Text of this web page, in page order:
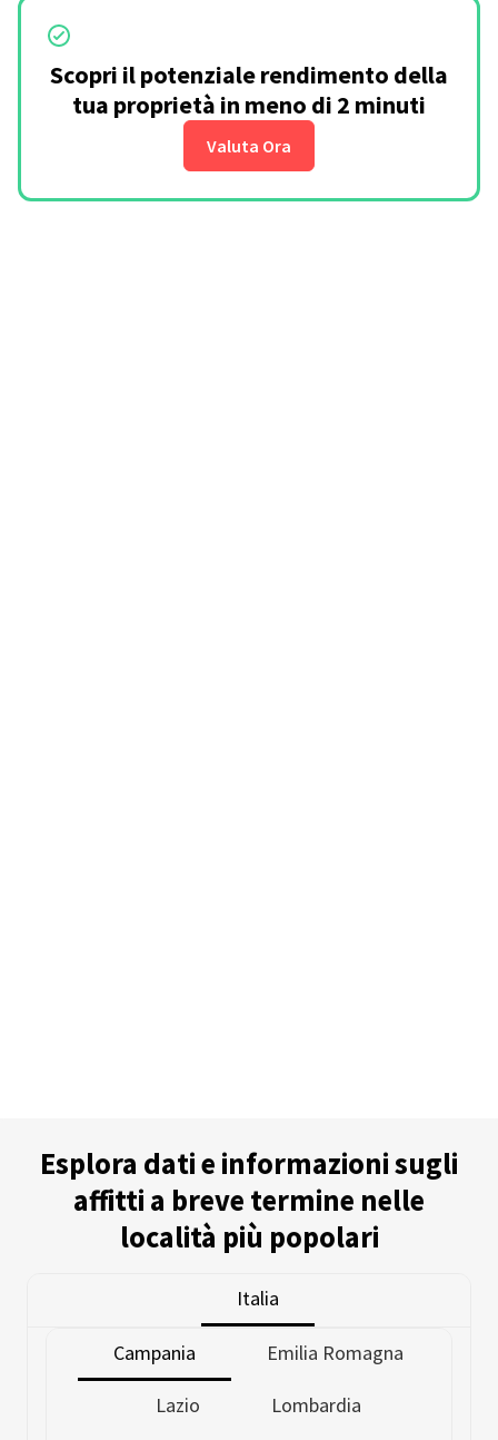
Scopri il potenziale rendimento della
tua proprietà in meno di 2 minuti
Valuta Ora
Esplora dati e informazioni sugli
affitti a breve termine nelle
località più popolari
Italia
Campania Emilia Romagna
Lazio
Lombardia